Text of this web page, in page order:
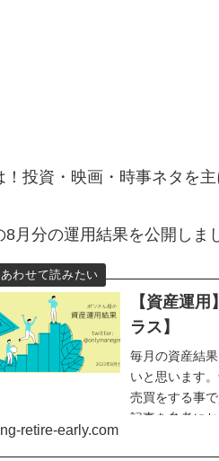
！投資・映画・時事ネタを
8月分の運用結果を公開しま
【資産運
ラス】
毎月の資産結
いと思います
売買をする事
記事を参考にお
retire-early.com